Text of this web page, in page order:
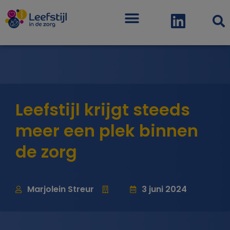
Menu
Leefstijl krijgt steeds
meer een plek binnen
de zorg
Marjolein Streur 3 juni 2024